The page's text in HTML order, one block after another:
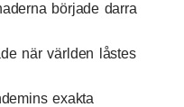
började darra
när världen låstes
exakta